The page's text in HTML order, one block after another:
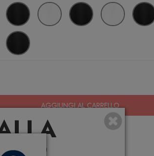
AGGIUNGI AL CARRELLO